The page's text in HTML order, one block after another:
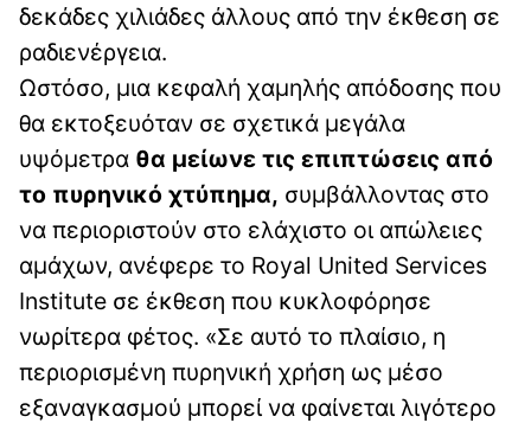
δεκάδες χιλιάδες άλλους από την έκθεση σε
ραδιενέργεια.
Ωστόσο, μια κεφαλή χαμηλής απόδοσης που
θα εκτοξευόταν σε σχετικά μεγάλα
υψόμετρα θα μείωνε τις επιπτώσεις από
το πυρηνικό χτύπημα, συμβάλλοντας στο
να περιοριστούν στο ελάχιστο οι απώλειες
αμάχων, ανέφερε το Royal United Services
Institute σε έκθεση που κυκλοφόρησε
νωρίτερα φέτος. «Σε αυτό το πλαίσιο, η
περιορισμένη πυρηνική χρήση ως μέσο
εξαναγκασμού μπορεί να φαίνεται λιγότερο